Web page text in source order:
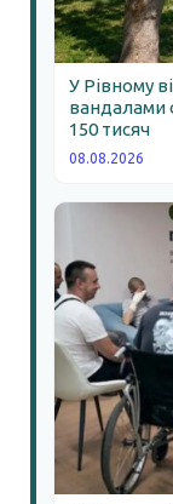
У Рівному
вандалами
150 тисяч
08.08.2026